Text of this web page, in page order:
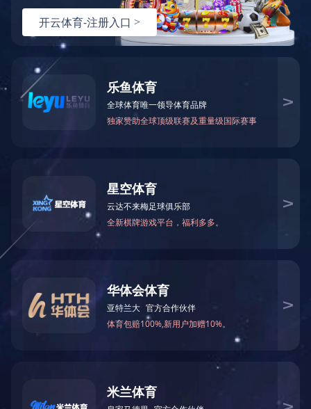
江苏倍佳节能环保设备有限公司成立于2009年03月10日，注册地位于连云
汤成华。经营范围包括锅炉节能设备、消音器、复合钢板、焊条、焊丝、电
品制造；自营和代理各类商品和技术的进出口业务，但国家限定企业经营或
及前置审批的项目和商品除外）。（依法须经批准的项目，经相关部门批准